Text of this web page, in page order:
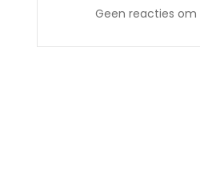
Geen reacties